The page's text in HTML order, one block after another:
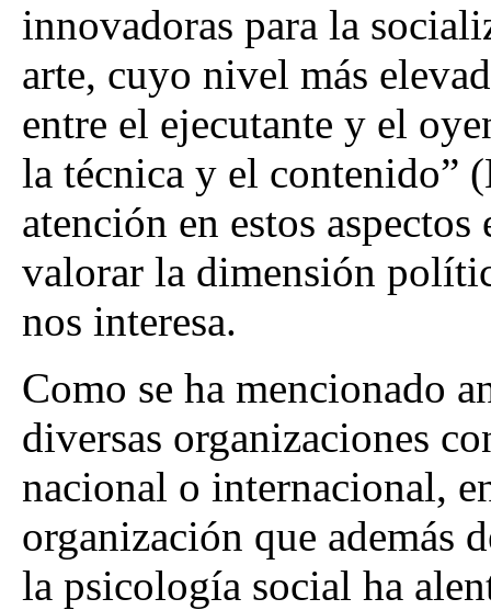
innovadoras para la
arte, cuyo nivel más
entre el ejecutante y el
la técnica y el contenido”
atención en estos
valorar la dimensión
nos interesa.
Como se ha mencionado
diversas organizaciones
nacional o internacional,
organización que además
la psicología social ha